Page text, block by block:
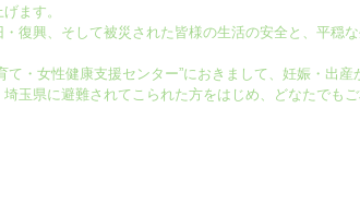
ます。
復興、そして被災された皆様の生活の安全と、平穏
て・女性健康支援センター”におきまして、妊娠・出
玉県に避難されてこられた方をはじめ、どなたでも
一般社団法人埼